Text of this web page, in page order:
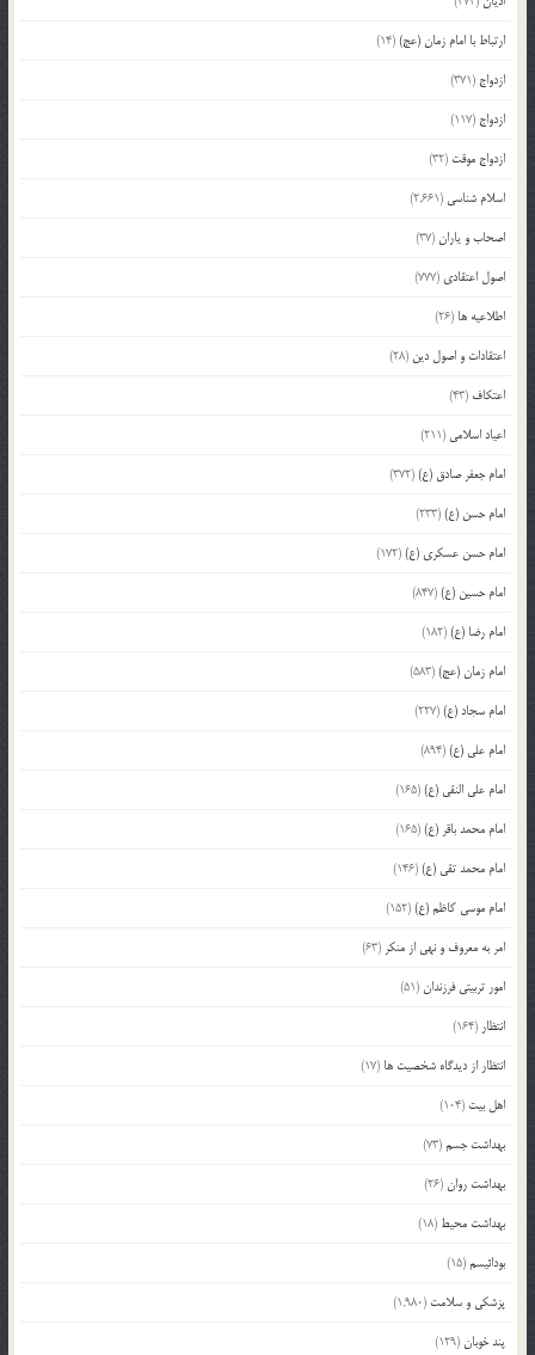
ارتباط با امام زمان (عج)(14)
ازدواج (371)
ازدواج (117)
ازدواج موقت (32)
اسلام شناسی (2,661)
اصحاب و یاران(37)
اصول اعتقادی (777)
اطلاعیه ها (26)
اعتقادات و اصول دین (28)
اعتکاف (43)
اعیاد اسلامی (211)
امام جعفر صادق (ع)(372)
امام حسن (ع)(233)
امام حسن عسکری (ع)(172)
امام حسین (ع)(847)
امام رضا (ع)(182)
امام زمان (عج)(583)
امام سجاد (ع)(227)
امام علی (ع)(894)
امام علی النقی (ع)(165)
امام محمد باقر (ع)(165)
امام محمد تقی (ع)(146)
امام موسی کاظم (ع)(152)
امر به معروف و نهی از منکر (63)
امور تربیتی فرزندان(51)
انتظار (164)
انتظار از دیدگاه شخصیت ها (17)
اهل بیت (104)
بهداشت جسم(73)
بهداشت روان(26)
بهداشت محیط (18)
بودائیسم(15)
پزشکی و سلامت (1,980)
پند خوبان(129)